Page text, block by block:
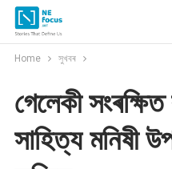
Home সুখবৰ
গেলেকী সংৰক্ষিত
সাহিত্য মনিষী